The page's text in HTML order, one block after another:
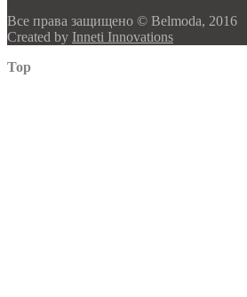
Все права защищено © Belmoda, 2016
Created by Inneti Innovations
Top